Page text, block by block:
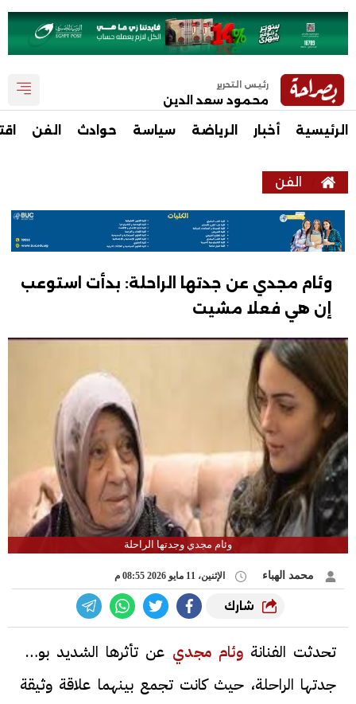
رئيس التحرير
محمود سعد الدين
الرئيسية أخبار الرياضة سياسة حوادث الفن
الفن
وئام مجدي عن جدتها الراحلة: بدأت استوعب
إن هي فعلا مشيت
وئام مجدي وجدتها الراحلة
محمد الهباء الإثنين، 11 مايو 2026 08:55 م
شارك
تحدثت الفنانة وئام مجدي عن تأثرها الشديد بوفاة
جدتها الراحلة، حيث كانت تجمع بينهما علاقة وثيقة